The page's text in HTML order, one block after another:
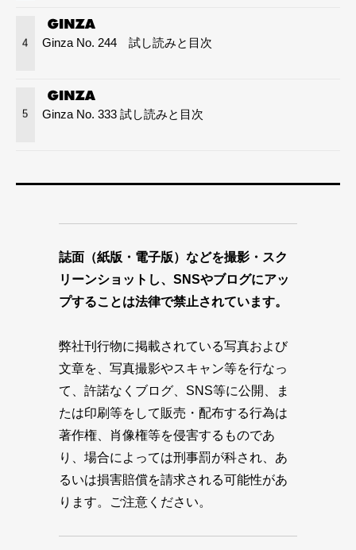
4 Ginza No. 244 試し読みと目次
5 Ginza No. 333 試し読みと目次
誌面（紙版・電子版）などを撮影・スク
リーンショットし、SNSやブログにアッ
プすることは法律で禁止されています。
弊社刊行物に掲載されている写真および
文章を、写真撮影やスキャン等を行なっ
て、許諾なくブログ、SNS等に公開、ま
たは印刷等をして販売・配布する行為は
著作権、肖像権等を侵害するものであ
り、場合によっては刑事罰が科され、あ
るいは損害賠償を請求される可能性があ
ります。ご注意ください。